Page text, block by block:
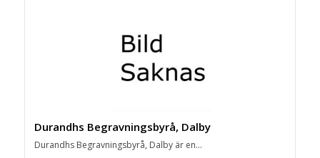
Durandhs Begravningsbyrå, Dalby
Durandhs Begravningsbyrå, Dalby är en...